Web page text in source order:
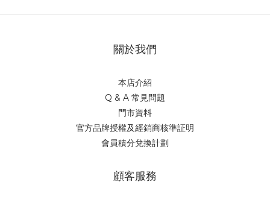
關於我們
本店介紹
Q & A 常見問題
門市資料
官方品牌授權及經銷商核準証明
會員積分兌換計劃
顧客服務